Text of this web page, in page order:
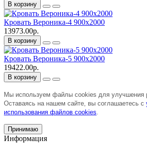
В корзину
Кровать Вероника-4 900х2000
13973.00р.
В корзину
Кровать Вероника-5 900х2000
19422.00р.
В корзину
Мы используем файлы cookies для улучшения
Оставаясь на нашем сайте, вы соглашаетесь с
использования файлов cookies.
Принимаю
Информация